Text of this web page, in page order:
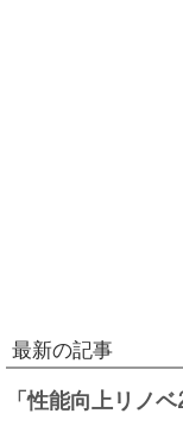
最新の記事
「性能向上リノ